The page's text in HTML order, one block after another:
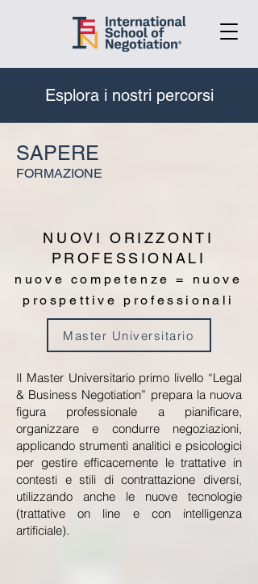
Esplora i nostri percorsi
SAPERE
FORMAZIONE
NUOVI ORIZZONTI
PROFESSIONALI
nuove competenze = nuove
prospettive professionali
Master Universitario
Il Master Universitario primo livello “Legal
& Business Negotiation” prepara la nuova
figura professionale a pianificare,
organizzare e condurre negoziazioni,
applicando strumenti analitici e psicologici
per gestire efficacemente le trattative in
contesti e stili di contrattazione diversi,
utilizzando anche le nuove tecnologie
(trattative on line e con intelligenza
artificiale).